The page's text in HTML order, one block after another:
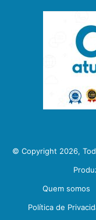
© Copyright 2026,
Quem somos
Política de